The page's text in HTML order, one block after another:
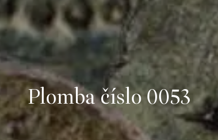
Plomba číslo 0053